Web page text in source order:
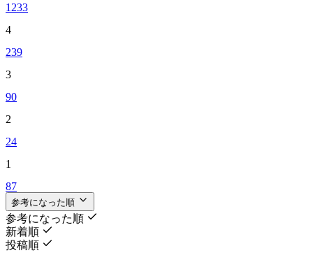
1233
4
239
3
90
2
24
1
87
参考になった順
参考になった順
新着順
投稿順